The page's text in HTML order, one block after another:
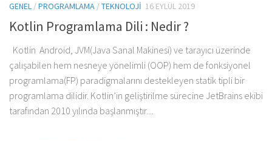
GENEL /PROGRAMLAMA /TEKNOLOJI 16 EYLÜL 2019
Kotlin Programlama Dili : Nedir ?
Kotlin Android, JVM(Java Sanal Makinesi) ve tarayıcı üzerinde
çalışabilen hem nesneye yönelimli (OOP) hem de fonksiyonel
programlama(FP) paradigmalarını destekleyen statik tipli bir
programlama dilidir. Kotlin’in geliştirilme sürecine JetBrains ekibi
tarafından 2010 yılında başlanmıştır....